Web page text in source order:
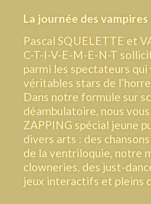
La journée des vampires
Pascal SQUELETTE et
C-T-I-V-E-M-E-N-T
parmi les spectateurs
véritables stars de
Dans notre formule sur
déambulatoire, nous
ZAPPING spécial jeune
divers arts : des
de la ventriloquie, notre
clowneries, des just-
jeux interactifs et pleins